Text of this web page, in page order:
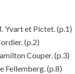
Yvart et Pictet. (p.1)
(p.2)
Couper. (p.3)
Fellemberg. (p.8)